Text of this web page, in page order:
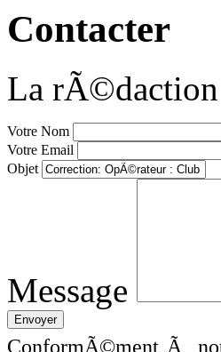
Contacter
La
Votre Nom
Votre Email
Objet
Message
ConformÃ©ment Ã